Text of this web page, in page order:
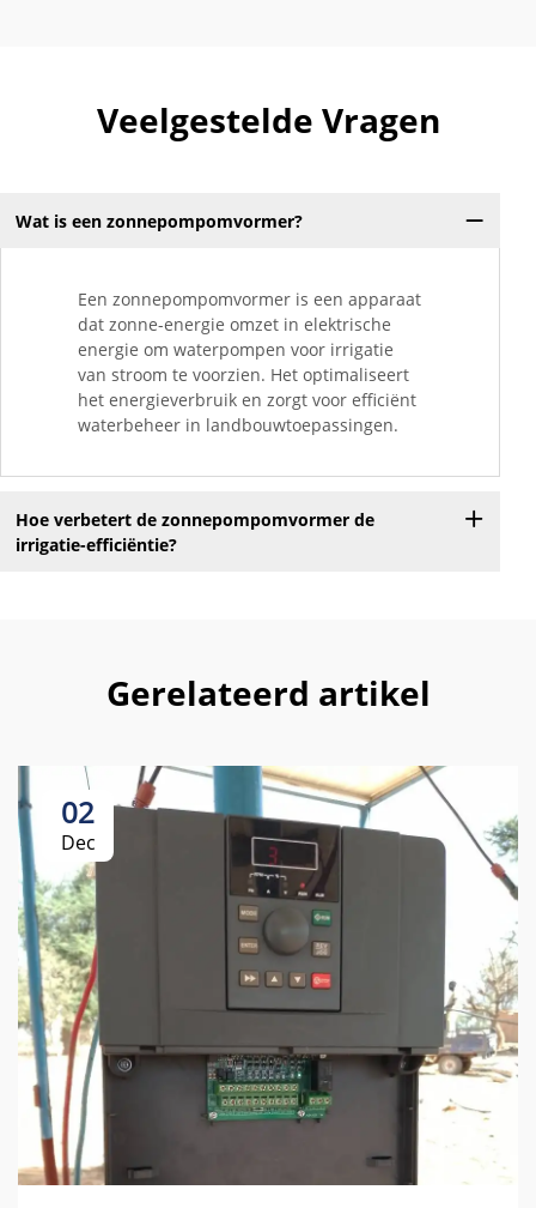
Veelgestelde Vragen
Wat is een zonnepompomvormer?
Een zonnepompomvormer is een apparaat
dat zonne-energie omzet in elektrische
energie om waterpompen voor irrigatie
van stroom te voorzien. Het optimaliseert
het energieverbruik en zorgt voor efficiënt
waterbeheer in landbouwtoepassingen.
Hoe verbetert de zonnepompomvormer de
irrigatie-efficiëntie?
Gerelateerd artikel
02
Dec